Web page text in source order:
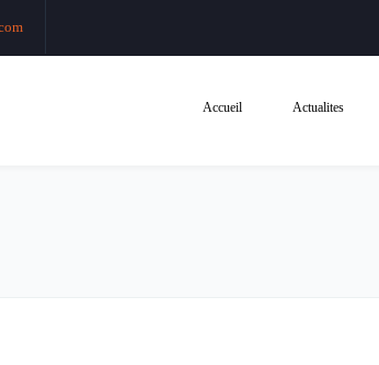
Accueil Actualites